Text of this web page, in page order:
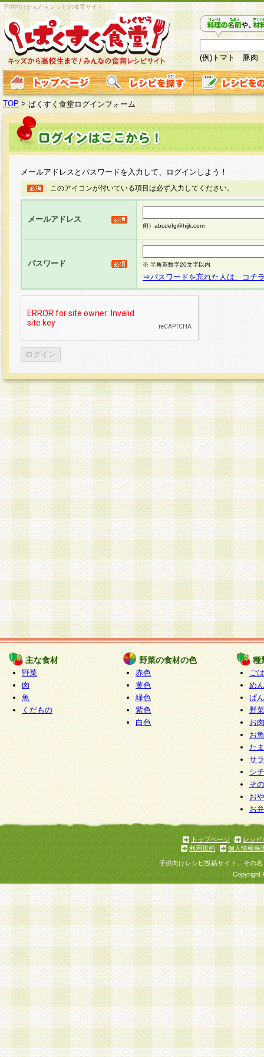
子供向けかんたんレシピの食育サイト
(例)トマト 豚肉
TOP > ぱくすく食堂ログインフォーム
メールアドレスとパスワードを入力して、ログインしよう！
このアイコンが付いている項目は必ず入力してください。
メールアドレス
例）abcdefg@hijk.com
パスワード ※ 半角英数字20文字以内
⇒パスワードを忘れた人は、コチ
主な食材
野菜
肉
魚
くだもの
野菜の食材の色
赤色
黄色
緑色
紫色
白色
種
ご
めん
ぱん
野
お
お
た
サ
シ
そ
お
お
トップページ
レシピ
利用規約
個人情報保
子供向けレシピ投稿サイト、その
Copyright